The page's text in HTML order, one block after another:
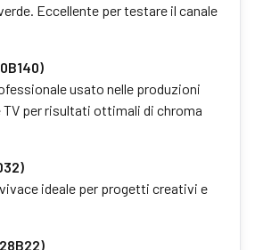
Eccellente per testare il canale
usato nelle produzioni
per risultati ottimali di chroma
ideale per progetti creativi e